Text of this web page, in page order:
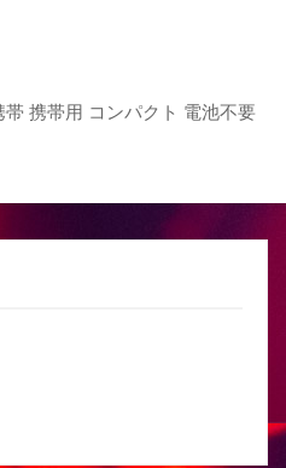
携帯用 コンパクト 電池不要